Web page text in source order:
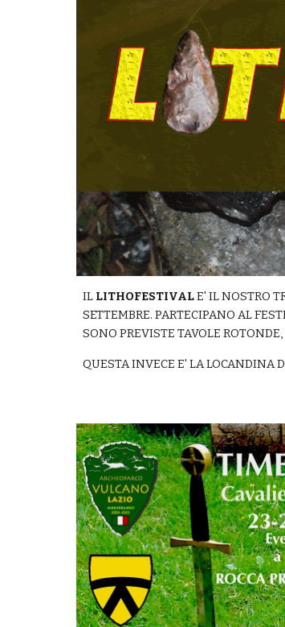
IL LITHOFESTIVALE' IL NOSTRO
SETTEMBRE. PARTECIPANO AL
SONO PREVISTE TAVOLE
QUESTA INVECE E' LA LOCANDINA